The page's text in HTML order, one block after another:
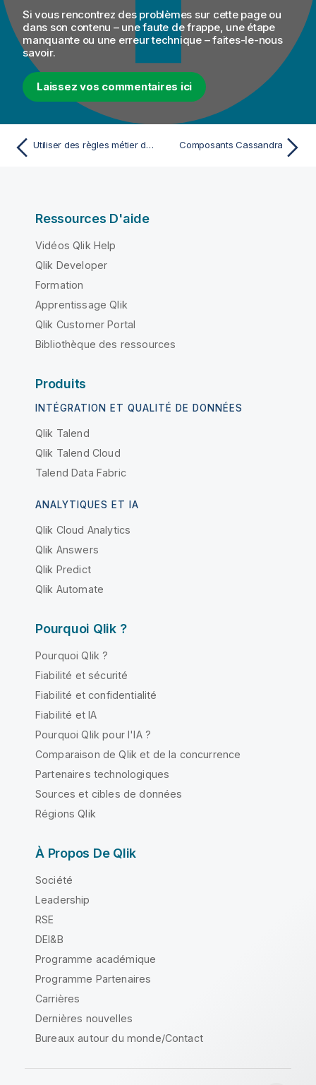
Si vous rencontrez des problèmes sur cette page ou
dans son contenu – une faute de frappe, une étape
manquante ou une erreur technique – faites-le-nous
savoir.
Laissez vos commentaires ici
Utiliser des règles métier dans le tRules Composants Cassandra
Ressources D'aide
Vidéos Qlik Help
Qlik Developer
Formation
Apprentissage Qlik
Qlik Customer Portal
Bibliothèque des ressources
Produits
INTÉGRATION ET QUALITÉ DE DONNÉES
Qlik Talend
Qlik Talend Cloud
Talend Data Fabric
ANALYTIQUES ET IA
Qlik Cloud Analytics
Qlik Answers
Qlik Predict
Qlik Automate
Pourquoi Qlik ?
Pourquoi Qlik ?
Fiabilité et sécurité
Fiabilité et confidentialité
Fiabilité et IA
Pourquoi Qlik pour l'IA ?
Comparaison de Qlik et de la concurrence
Partenaires technologiques
Sources et cibles de données
Régions Qlik
À Propos De Qlik
Société
Leadership
RSE
DEI&B
Programme académique
Programme Partenaires
Carrières
Dernières nouvelles
Bureaux autour du monde/Contact